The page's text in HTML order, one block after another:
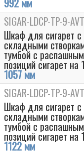
992 мм
SIGAR-LDCP-TP-9-
Шкаф для сигарет
складными
тумбой с
позиций сигарет
1057 мм
SIGAR-LDCP-TP-9-
Шкаф для сигарет
складными
тумбой с
позиций сигарет
1122 мм